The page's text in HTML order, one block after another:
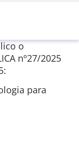
o
nº27/2025
para